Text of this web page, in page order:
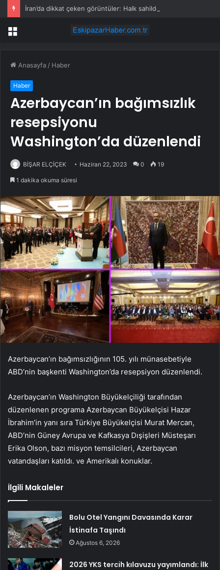
Menü
Anasayfa / Haber
Haber
Azerbaycan’ın bağımsızlık
resepsiyonu
Washington’da düzenlendi
BİŞAR ELÇİÇEK Haziran 22, 2023 0 19
1 dakika okuma süresi
Azerbaycan’ın bağımsızlığının 105. yılı münasebetiyle
ABD’nin başkenti Washington’da resepsiyon düzenlendi.
Azerbaycan’ın Washington Büyükelçiliği tarafından
düzenlenen programa Azerbaycan Büyükelçisi Hazar
İbrahim’in yanı sıra Türkiye Büyükelçisi Murat Mercan,
ABD’nin Güney Avrupa ve Kafkasya Dışişleri Müsteşarı
Erika Olson, bazı misyon temsilcileri, Azerbaycan
vatandaşları katıldı. ve Amerikalı konuklar.
İlgili Makaleler
Bolu Otel Yangını Davasında Karar
İstinafa Taşındı
Ağustos 6, 2026
2026 YKS tercih kılavuzu yayımlandı: İlk